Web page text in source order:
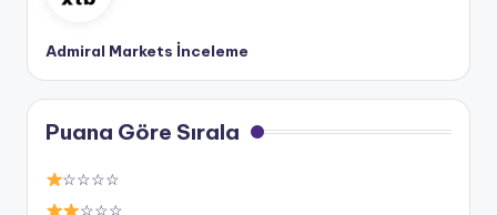
Admiral Markets İnceleme
Puana Göre Sırala
☆☆☆☆
☆☆☆